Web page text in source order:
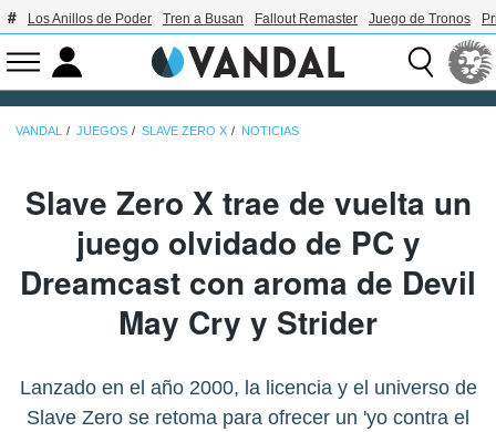
Los Anillos de Poder Tren a Busan Fallout Remaster Juego de Tronos
VANDAL JUEGOS SLAVE ZERO X NOTICIAS
Slave Zero X trae de vuelta un
juego olvidado de PC y
Dreamcast con aroma de Devil
May Cry y Strider
Lanzado en el año 2000, la licencia y el universo de
Slave Zero se retoma para ofrecer un 'yo contra el